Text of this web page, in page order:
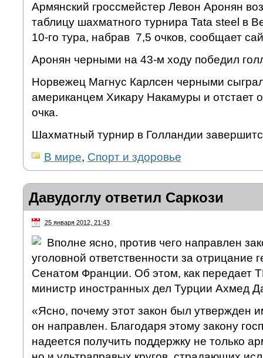
Армянский гроссмейстер Левон Аронян
таблицу шахматного турнира Tata steel в
10-го тура, набрав 7,5 очков, сообщает
Аронян черными на 43-м ходу победил
Норвежец Магнус Карлсен черными
американцем Хикару Накамуры и отстает
очка.
Шахматный турнир в Голландии
В мире, Спорт и здоровье
Давудоглу ответил Саркози
25 января 2012, 21:43
Вполне ясно, против чего направлен
уголовной ответственности за отрицание
Сенатом Франции. Об этом, как передает
министр иностранных дел Турции Ахмед
«Ясно, почему этот закон был утвержден
он направлен. Благодаря этому закону
надеется получить поддержку не только